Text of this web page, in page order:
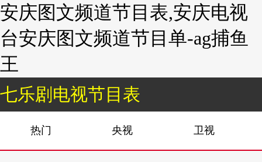
安庆图文频道节目表,安庆电视
台安庆图文频道节目单-ag捕鱼
王
七乐剧电视节目表
热门 央视 卫视